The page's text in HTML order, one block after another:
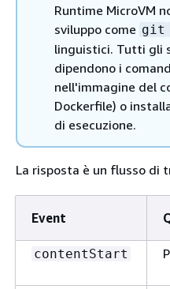
Runtime MicroVM
sviluppo come git
linguistici. Tutti gli
dipendono i
nell'immagine del
Dockerfile) o
di esecuzione.
La risposta è un flusso di
Event
contentStart